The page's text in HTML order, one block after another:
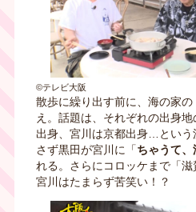
©テレビ大阪
散歩に繰り出す前に、海の家
え。話題は、それぞれの出身
出身、宮川は京都出身…という
さず黒田が宮川に「ちゃうて
れる。さらにコロッケまで「滋
宮川はたまらず苦笑い！？